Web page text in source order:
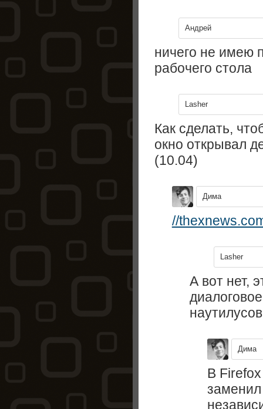
Андрей
ничего не имею
рабочего стола
Lasher
Как сделать,
окно открывал
(10.04)
Дима
//
Lasher
А вот нет,
Дима
В